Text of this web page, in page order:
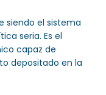
siendo el sistema
seria. Es el
capaz de
depositado en la